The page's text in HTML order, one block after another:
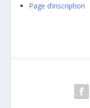
Page d’inscription